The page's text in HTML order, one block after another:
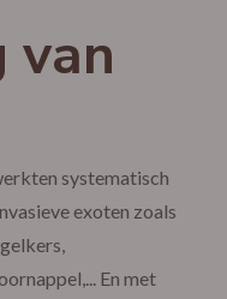
van
systematisch
exoten zoals
En met